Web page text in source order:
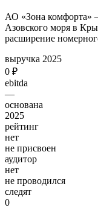
АО «Зона комфорта»
Азовского моря в
расширение
выручка 2025
0 ₽
ebitda
—
основана
2025
рейтинг
нет
не присвоен
аудитор
нет
не проводился
следят
0